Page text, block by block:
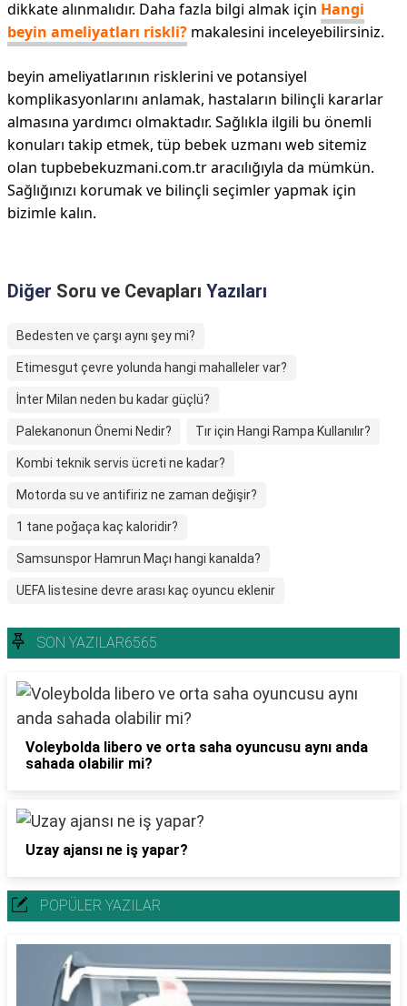
dikkate alınmalıdır. Daha fazla bilgi almak için Hangi
beyin ameliyatları riskli? makalesini inceleyebilirsiniz.
beyin ameliyatlarının risklerini ve potansiyel
komplikasyonlarını anlamak, hastaların bilinçli kararlar
almasına yardımcı olmaktadır. Sağlıkla ilgili bu önemli
konuları takip etmek, tüp bebek uzmanı web sitemiz
olan tupbebekuzmani.com.tr aracılığıyla da mümkün.
Sağlığınızı korumak ve bilinçli seçimler yapmak için
bizimle kalın.
Diğer Soru ve Cevapları Yazıları
Bedesten ve çarşı aynı şey mi?
Etimesgut çevre yolunda hangi mahalleler var?
İnter Milan neden bu kadar güçlü?
Palekanonun Önemi Nedir? Tır için Hangi Rampa Kullanılır?
Kombi teknik servis ücreti ne kadar?
Motorda su ve antifiriz ne zaman değişir?
1 tane poğaça kaç kaloridir?
Samsunspor Hamrun Maçı hangi kanalda?
UEFA listesine devre arası kaç oyuncu eklenir
SON YAZILAR6565
Voleybolda libero ve orta saha oyuncusu aynı anda
sahada olabilir mi?
Uzay ajansı ne iş yapar?
POPÜLER YAZILAR